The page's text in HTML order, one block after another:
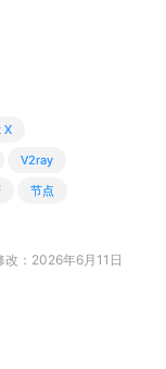
X
V2ray
节点
改：2026年6月11日